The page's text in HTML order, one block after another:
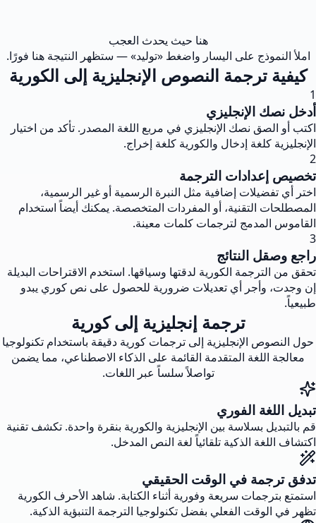
هنا حيث يحدث العجب
املأ النموذج على اليسار واضغط «توليد» — ستظهر النتيجة هنا فورًا.
كيفية ترجمة النصوص الإنجليزية إلى الكورية
1
أدخل نصك الإنجليزي
اكتب أو الصق نصك الإنجليزي في مربع اللغة المصدر. تأكد من اختيار
الإنجليزية كلغة إدخال والكورية كلغة إخراج.
2
تخصيص إعدادات الترجمة
اختر أي تفضيلات إضافية مثل النبرة الرسمية أو غير الرسمية،
المصطلحات التقنية، أو المفردات المتخصصة. يمكنك أيضاً استخدام
القاموس المدمج لترجمات كلمات معينة.
3
راجع وصقل النتائج
تحقق من الترجمة الكورية لدقتها وسياقها. استخدم الاقتراحات البديلة
إن وجدت، وأجر أي تعديلات ضرورية للحصول على نص كوري يبدو
طبيعياً.
ترجمة إنجليزية إلى كورية
حول النصوص الإنجليزية إلى ترجمات كورية دقيقة باستخدام تكنولوجيا
معالجة اللغة المتقدمة القائمة على الذكاء الاصطناعي، مما يضمن
تواصلاً سلساً عبر اللغات.
تبديل اللغة الفوري
قم بالتبديل بسلاسة بين الإنجليزية والكورية بنقرة واحدة. تكشف تقنية
اكتشاف اللغة الذكية تلقائياً لغة النص المدخل.
تدفق ترجمة في الوقت الحقيقي
استمتع بترجمات سريعة وفورية أثناء الكتابة. شاهد الأحرف الكورية
تظهر في الوقت الفعلي بفضل تكنولوجيا الترجمة التنبؤية الذكية.